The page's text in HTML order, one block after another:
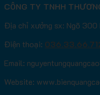
CÔNG TY TNHH
Địa chỉ xưởng sx: Ngõ 300
Điện thoại:
Email:
Website: